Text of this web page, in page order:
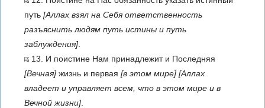
путь [Аллах взял на Себя ответственность
разъяснить людям путь истины и путь
заблуждения]
13. И поистине Нам принадлежит и Последняя
[Вечная] жизнь и первая [в этом мире] [Аллах
владеет и управляет всем, что в этом мире и в
Вечной жизни]